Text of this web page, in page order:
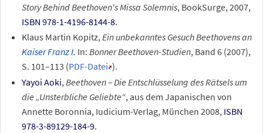
Story Behind Beethoven's Missa Solemnis, BookSurge, 2007,
ISBN 978-1-4196-8144-8.
Klaus Martin Kopitz,Ein unbekanntes Gesuch Beethovens an
Kaiser Franz I. In: Bonner Beethoven-Studien, Band 6 (2007),
S. 101–113 (PDF-Datei ).
Yayoi Aoki, Beethoven – Die Entschlüsselung des Rätsels um
die „Unsterbliche Geliebte“, aus dem Japanischen von
Annette Boronnia, Iudicium-Verlag, München 2008, ISBN
978-3-89129-184-9.